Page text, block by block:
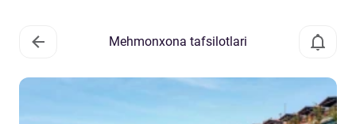
Mehmonxona tafsilotlari